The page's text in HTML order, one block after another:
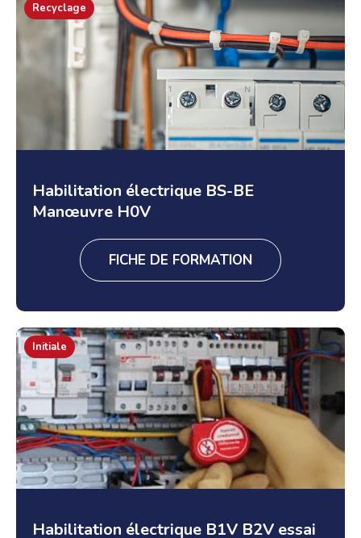
Recyclage
Habilitation électrique BS-BE
Manœuvre H0V
FICHE DE FORMATION
Initiale
Habilitation électrique B1V B2V essai